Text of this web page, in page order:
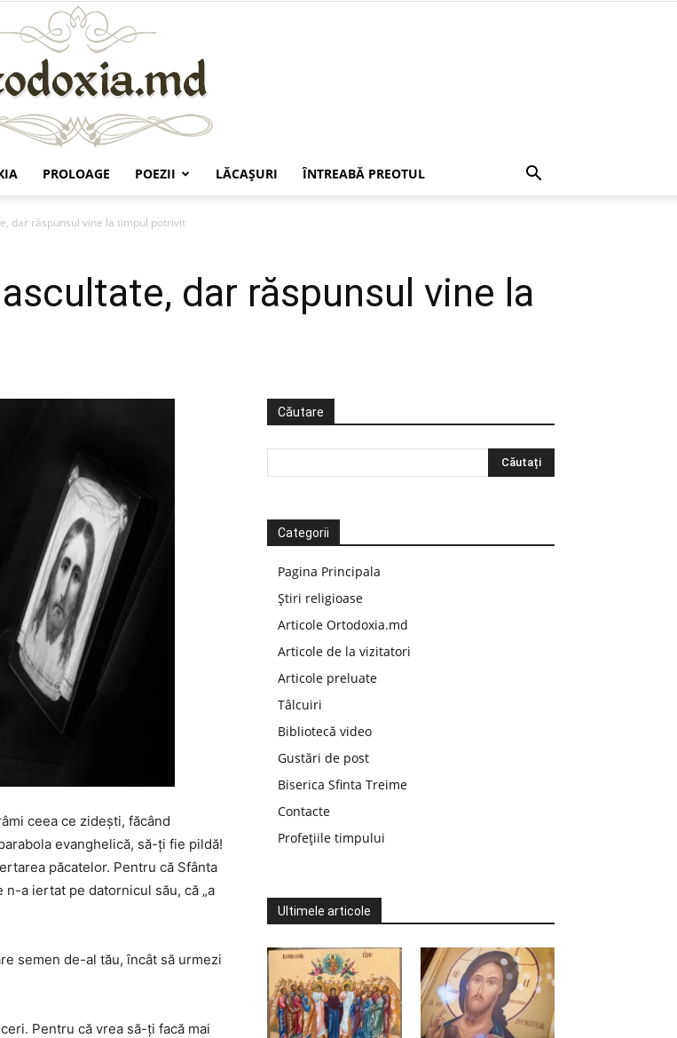
PROLOAGE POEZII LĂCAŞURI ÎNTREABĂ PREOTUL
dar răspunsul vine la timpul potrivit
dar răspunsul vine la
ceea ce zideşti, făcând
evanghelică, să-ţi fie pildă!
păcatelor. Pentru că Sfânta
a iertat pe datornicul său, că „a
semen de-al tău, încât să urmezi
Pentru că vrea să-ţi facă mai
Căutare
Categorii
Pagina Principala
Știri religioase
Articole Ortodoxia.md
Articole de la vizitatori
Articole preluate
Tâlcuiri
Bibliotecă video
Gustări de post
Biserica Sfinta Treime
Contacte
Profețiile timpului
Ultimele articole